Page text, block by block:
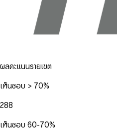
ผลคะแนนรายเขต
เห็นชอบ > 70%
288
เห็นชอบ 60-70%